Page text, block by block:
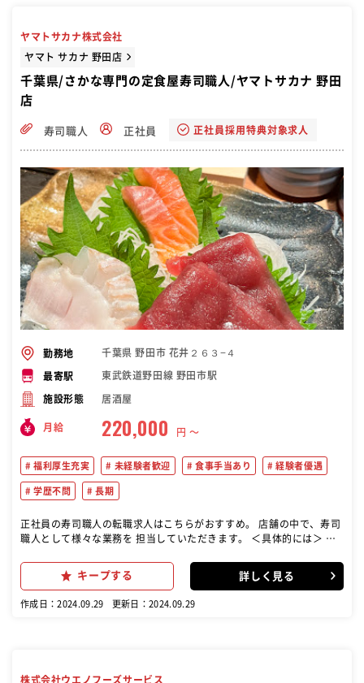
ヤマトサカナ株式会社
ヤマト サカナ 野田店
千葉県/さかな専門の定食屋寿司職人/ヤマトサカナ 野田
店
寿司職人 正社員 正社員採用特典対象求人
勤務地 千葉県 野田市 花井２６３−４
最寄駅 東武鉄道野田線 野田市駅
施設形態 居酒屋
月給 220,000 円 〜
福利厚生充実 未経験者歓迎 食事手当あり 経験者優遇
学歴不問 長期
正社員の寿司職人の転職求人はこちらがおすすめ。 店舗の中で、寿司
職人として様々な業務を 担当していただきます。 ＜具体的には＞ ・
い物 など
キープする 詳しく見る
作成日：2024.09.29 更新日：2024.09.29
株式会社ウエノフーズサービス